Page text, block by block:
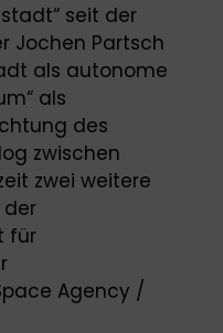
seit der
Jochen Partsch
als autonome
als
des
zwischen
zwei weitere
der
für
Agency /